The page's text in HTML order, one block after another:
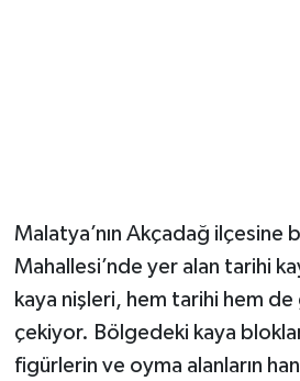
Malatya’nın Akçadağ ilçesine
Mahallesi’nde yer alan tarihi
kaya nişleri, hem tarihi hem
çekiyor. Bölgedeki kaya
figürlerin ve oyma alanların